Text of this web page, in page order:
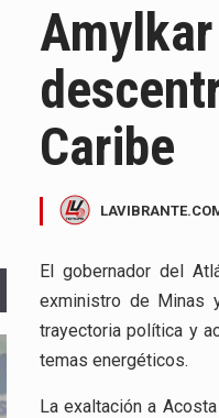
Caribe
El gobernador del
exministro de Minas
trayectoria política y
temas energéticos.
La exaltación a